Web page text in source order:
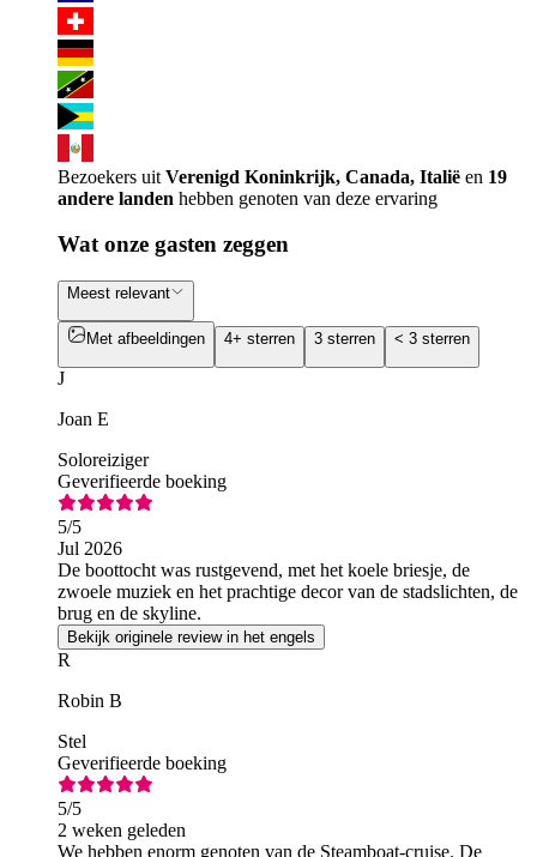
Bezoekers uit Verenigd Koninkrijk, Canada, Italië en 19
andere landen hebben genoten van deze ervaring
Wat onze gasten zeggen
Meest relevant
Met afbeeldingen 4+ sterren 3 sterren < 3 sterren
J
Joan E
Soloreiziger
Geverifieerde boeking
5/5
Jul 2026
De boottocht was rustgevend, met het koele briesje, de
zwoele muziek en het prachtige decor van de stadslichten, de
brug en de skyline.
Bekijk originele review in het engels
R
Robin B
Stel
Geverifieerde boeking
5/5
2 weken geleden
We hebben enorm genoten van de Steamboat-cruise. De